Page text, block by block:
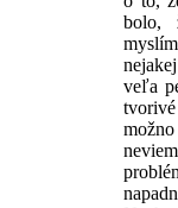
bolo,
veľa